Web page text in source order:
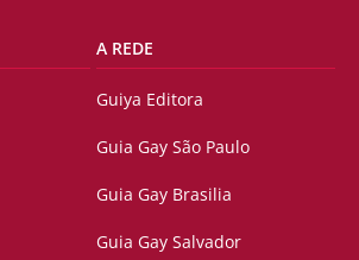
A REDE
Guiya Editora
Guia Gay São Paulo
Guia Gay Brasilia
Guia Gay Salvador